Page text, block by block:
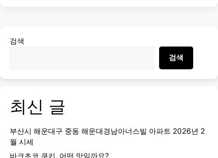
검색
검색
최신 글
부산시 해운대구 중동 해운대경남아너스빌 아파트 2026년 2
월 시세
바크초코 쿠키, 어떤 맛일까요?